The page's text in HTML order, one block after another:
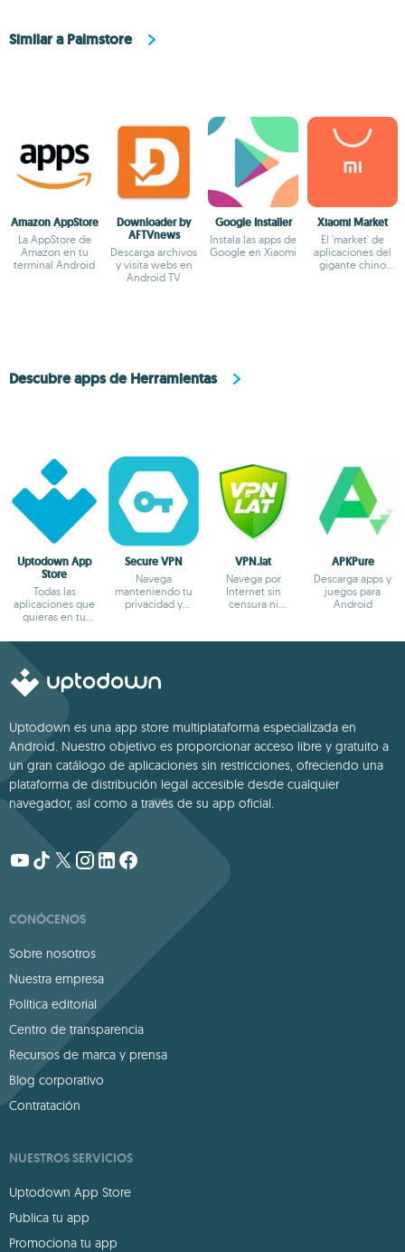
Similar a Palmstore
Amazon AppStore
La AppStore de
Amazon en tu
terminal Android
Downloader by
AFTVnews
Descarga archivos
y visita webs en
Android TV
Google Installer
Instala las apps de
Google en Xiaomi
Xiaomi Market
El 'market' de
aplicaciones del
gigante chino
Descubre apps de Herramientas
Uptodown App
Store
Todas las
aplicaciones que
quieras en tu
Secure VPN
Navega
manteniendo tu
privacidad y
VPN.lat
Navega por
Internet sin
censura ni
APKPure
Descarga apps y
juegos para
Android
Uptodown es una app store multiplataforma especializada en
Android. Nuestro objetivo es proporcionar acceso libre y gratuito a
un gran catálogo de aplicaciones sin restricciones, ofreciendo una
plataforma de distribución legal accesible desde cualquier
navegador, así como a través de su app oficial.
CONÓCENOS
Sobre nosotros
Nuestra empresa
Política editorial
Centro de transparencia
Recursos de marca y prensa
Blog corporativo
Contratación
NUESTROS SERVICIOS
Uptodown App Store
Publica tu app
Promociona tu app